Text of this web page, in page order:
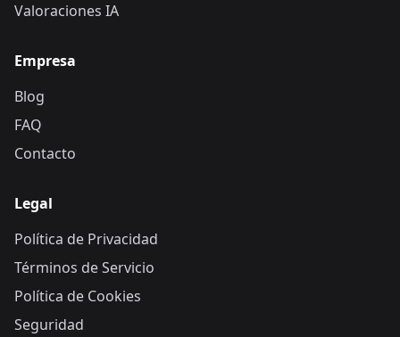
Valoraciones IA
Empresa
Blog
FAQ
Contacto
Legal
Política de Privacidad
Términos de Servicio
Política de Cookies
Seguridad